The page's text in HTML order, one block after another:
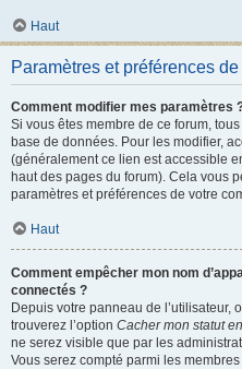
Haut
Paramètres et préférences de
Comment modifier mes paramètres
Si vous êtes membre de ce forum,
base de données. Pour les modifier,
(généralement ce lien est accessible
haut des pages du forum). Cela vous
paramètres et préférences de votre
Haut
Comment empêcher mon nom
connectés ?
Depuis votre panneau de l’utilisateur,
trouverez l’option Cacher mon statut
ne serez visible que par les
Vous serez compté parmi les